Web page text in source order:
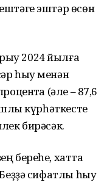
эштәр өсөн
2024 йылға
һыу менән
(әле – 87,6
күрһәткесте
бирәсәк.
береһе, хатта
сифатлы һыу